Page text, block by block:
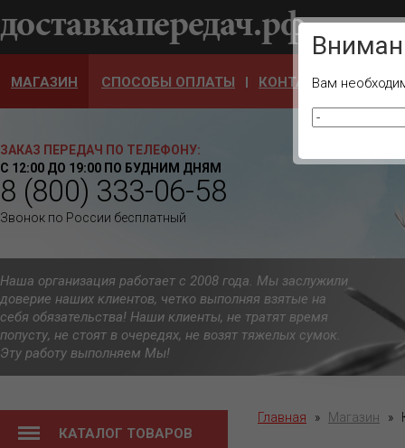
Ваш
МАГАЗИН СПОСОБЫ ОПЛАТЫ КОНТАКТЫ
ЗАКАЗ ПЕРЕДАЧ ПО ТЕЛЕФОНУ:
С 12:00 ДО 19:00 ПО БУДНИМ ДНЯМ
8 (800) 333-06-58
Звонок по России бесплатный
Наша организация работает с 2008 года. Мы заслужили
доверие наших клиентов, четко выполняя взятые на
себя обязательства! Наши клиенты, не тратят время
попусту, не стоят в очередях, не возят тяжелых сумок.
Эту работу выполняем Мы!
КАТАЛОГ ТОВАРОВ
Главная » Магазин »
Вам